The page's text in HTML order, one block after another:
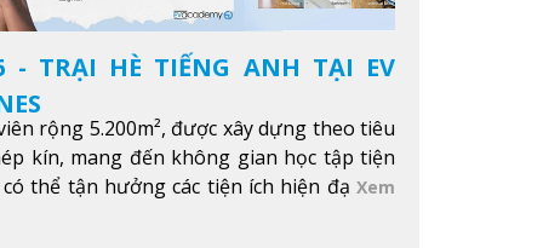
- TRẠI HÈ TIẾNG ANH TẠI EV
rộng 5.200m², được xây dựng theo tiêu
kín, mang đến không gian học tập tiện
thể tận hưởng các tiện ích hiện đạ Xem